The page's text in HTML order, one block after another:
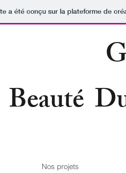
a été conçu sur la plateforme de
Beauté
Nos projets